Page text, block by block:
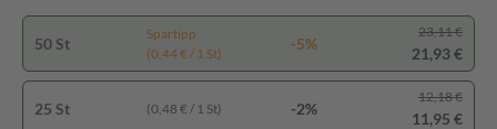
50 St
Spartipp
(0,44 € / 1 St)
-5%
23,11 €
21,93 €
25 St (0,48 € / 1 St) -2%
12,18 €
11,95 €